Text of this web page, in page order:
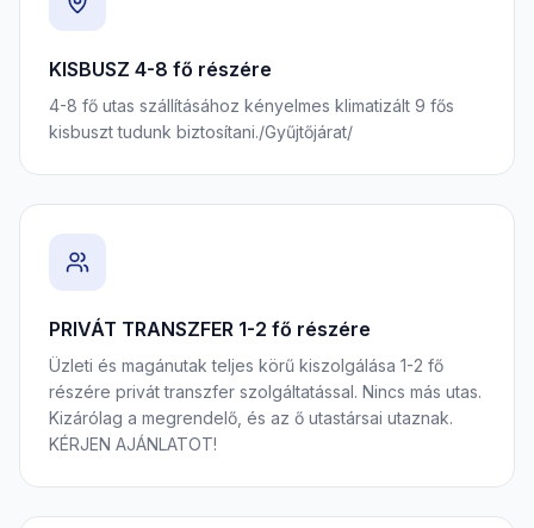
KISBUSZ 4-8 fő részére
4-8 fő utas szállításához kényelmes klimatizált 9 fős
kisbuszt tudunk biztosítani./Gyűjtőjárat/
PRIVÁT TRANSZFER 1-2 fő részére
Üzleti és magánutak teljes körű kiszolgálása 1-2 fő
részére privát transzfer szolgáltatással. Nincs más utas.
Kizárólag a megrendelő, és az ő utastársai utaznak.
KÉRJEN AJÁNLATOT!